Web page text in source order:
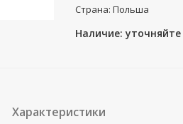
Страна: Польша
Наличие:
Характеристики